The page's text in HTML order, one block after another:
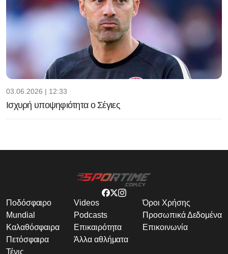
03.06.2026 | 12:33
Ισχυρή υποψηφιότητα ο Σέγιες
Ποδόσφαιρο
Mundial
Καλαθόσφαιρα
Πετόσφαιρα
Τένις
Videos
Podcasts
Επικαιρότητα
Άλλα αθλήματα
Όροι Χρήσης
Προσωπικά Δεδομένα
Επικοινωνία